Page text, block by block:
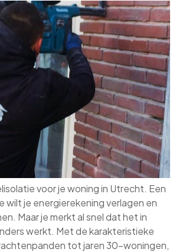
voor je woning in Utrecht. Een
wilt je energierekening verlagen en
Maar je merkt al snel dat het in
werkt. Met de karakteristieke
tot jaren 30-woningen,